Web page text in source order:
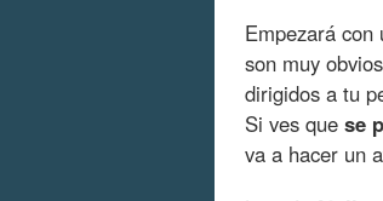
Empezará con
son muy
dirigidos a tu
Si ves que se
va a hacer un